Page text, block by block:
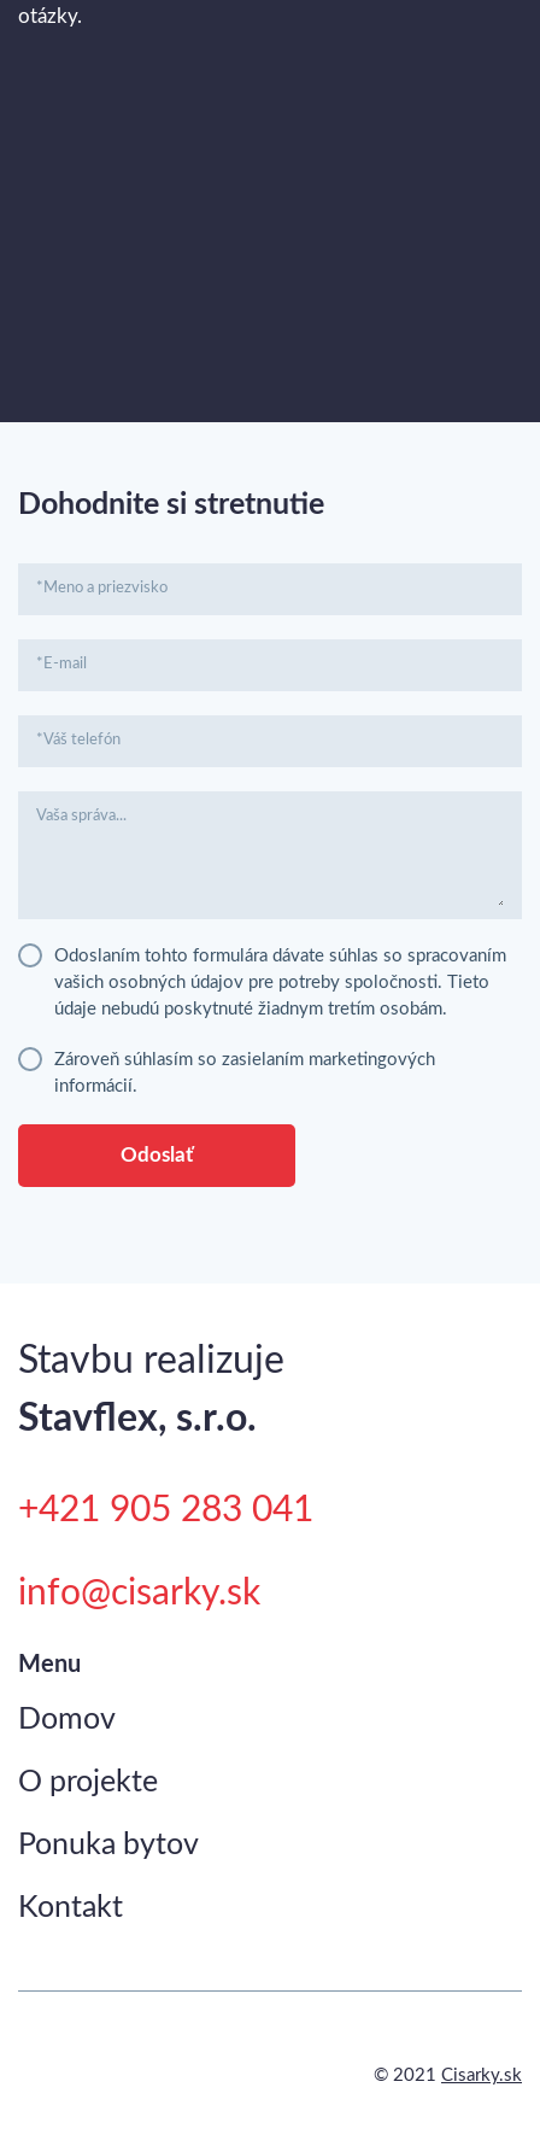
otázky.
Dohodnite si stretnutie
*Meno a priezvisko
*E-mail
*Váš telefón
Vaša správa...
Odoslaním tohto formulára dávate súhlas so spracovaním
vašich osobných údajov pre potreby spoločnosti. Tieto
údaje nebudú poskytnuté žiadnym tretím osobám.
Zároveň súhlasím so zasielaním marketingových
informácií.
Odoslať
Stavbu realizuje
Stavflex, s.r.o.
+421 905 283 041
info@cisarky.sk
Menu
Domov
O projekte
Ponuka bytov
Kontakt
© 2021 Cisarky.sk